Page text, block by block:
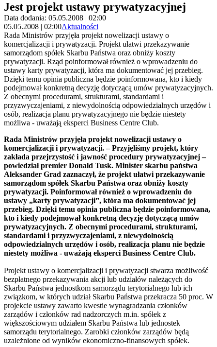
Jest projekt ustawy prywatyzacyjnej
Data dodania: 05.05.2008 | 02:00
05.05.2008 | 02:00Aktualności
Rada Ministrów przyjęła projekt nowelizacji ustawy o
komercjalizacji i prywatyzacji. Projekt ułatwi przekazywanie
samorządom spółek Skarbu Państwa oraz obniży koszty
prywatyzacji. Rząd poinformował również o wprowadzeniu do
ustawy karty prywatyzacji, która ma dokumentować jej przebieg.
Dzięki temu opinia publiczna będzie poinformowana, kto i kiedy
podejmował konkretną decyzję dotyczącą umów prywatyzacyjnych.
Z obecnymi procedurami, strukturami, standardami i
przyzwyczajeniami, z niewydolnością odpowiedzialnych urzędów i
osób, realizacja planu prywatyzacyjnego nie będzie niestety
możliwa - uważają eksperci Business Centre Club.
Rada Ministrów przyjęła projekt nowelizacji ustawy o
komercjalizacji i prywatyzacji. – Przyjęliśmy projekt, który
zakłada przejrzystość i jawność procedury prywatyzacyjnej –
powiedział premier Donald Tusk. Minister skarbu państwa
Aleksander Grad zaznaczył, że projekt ułatwi przekazywanie
samorządom spółek Skarbu Państwa oraz obniży koszty
prywatyzacji. Poinformował również o wprowadzeniu do
ustawy „karty prywatyzacji”, która ma dokumentować jej
przebieg. Dzięki temu opinia publiczna będzie poinformowana,
kto i kiedy podejmował konkretną decyzję dotyczącą umów
prywatyzacyjnych. Z obecnymi procedurami, strukturami,
standardami i przyzwyczajeniami, z niewydolnością
odpowiedzialnych urzędów i osób, realizacja planu nie będzie
niestety możliwa - uważają eksperci Business Centre Club.
Projekt ustawy o komercjalizacji i prywatyzacji stwarza możliwość
bezpłatnego przekazywania akcji lub udziałów należących do
Skarbu Państwa jednostkom samorządu terytorialnego lub ich
związkom, w których udział Skarbu Państwa przekracza 50 proc. W
projekcie ustawy zawarto kwestie wynagradzania członków
zarządów i członków rad nadzorczych m.in. spółek z
większościowym udziałem Skarbu Państwa lub jednostek
samorządu terytorialnego. Zarobki członków zarządów będą
uzależnione od wyników ekonomiczno-finansowych spółek.